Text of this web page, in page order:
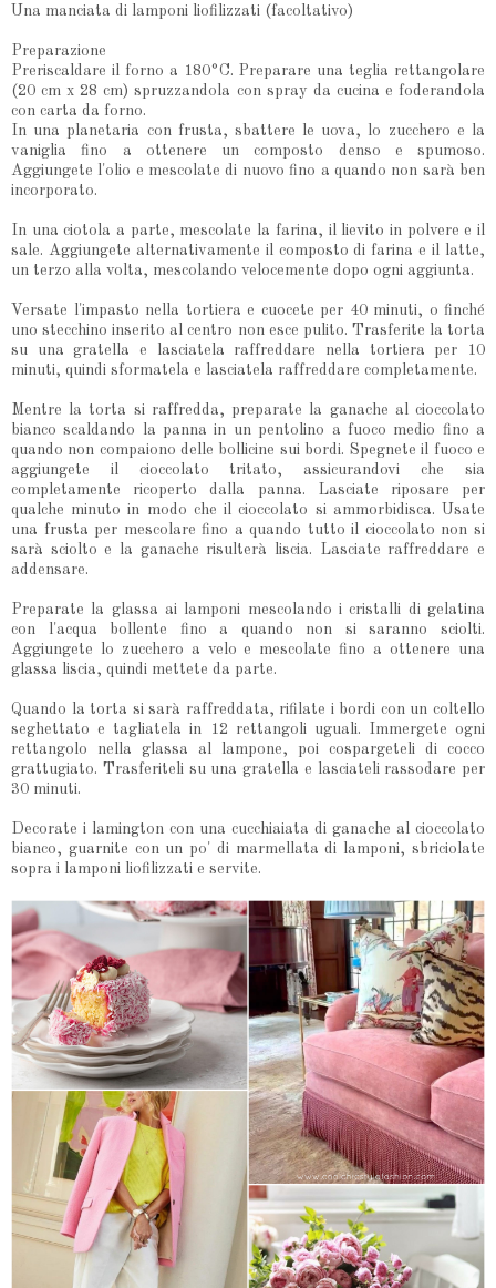
Una manciata di lamponi liofilizzati (facoltativo)
Preparazione
Preriscaldare il forno a 180°C. Preparare una teglia rettangolare
(20 cm x 28 cm) spruzzandola con spray da cucina e foderandola
con carta da forno.
In una planetaria con frusta, sbattere le uova, lo zucchero e la
vaniglia fino a ottenere un composto denso e spumoso.
Aggiungete l'olio e mescolate di nuovo fino a quando non sarà ben
incorporato.
In una ciotola a parte, mescolate la farina, il lievito in polvere e il
sale. Aggiungete alternativamente il composto di farina e il latte,
un terzo alla volta, mescolando velocemente dopo ogni aggiunta.
Versate l'impasto nella tortiera e cuocete per 40 minuti, o finché
uno stecchino inserito al centro non esce pulito. Trasferite la torta
su una gratella e lasciatela raffreddare nella tortiera per 10
minuti, quindi sformatela e lasciatela raffreddare completamente.
Mentre la torta si raffredda, preparate la ganache al cioccolato
bianco scaldando la panna in un pentolino a fuoco medio fino a
quando non compaiono delle bollicine sui bordi. Spegnete il fuoco e
aggiungete il cioccolato tritato, assicurandovi che sia
completamente ricoperto dalla panna. Lasciate riposare per
qualche minuto in modo che il cioccolato si ammorbidisca. Usate
una frusta per mescolare fino a quando tutto il cioccolato non si
sarà sciolto e la ganache risulterà liscia. Lasciate raffreddare e
addensare.
Preparate la glassa ai lamponi mescolando i cristalli di gelatina
con l'acqua bollente fino a quando non si saranno sciolti.
Aggiungete lo zucchero a velo e mescolate fino a ottenere una
glassa liscia, quindi mettete da parte.
Quando la torta si sarà raffreddata, rifilate i bordi con un coltello
seghettato e tagliatela in 12 rettangoli uguali. Immergete ogni
rettangolo nella glassa al lampone, poi cospargeteli di cocco
grattugiato. Trasferiteli su una gratella e lasciateli rassodare per
30 minuti.
Decorate i lamington con una cucchiaiata di ganache al cioccolato
bianco, guarnite con un po' di marmellata di lamponi, sbriciolate
sopra i lamponi liofilizzati e servite.